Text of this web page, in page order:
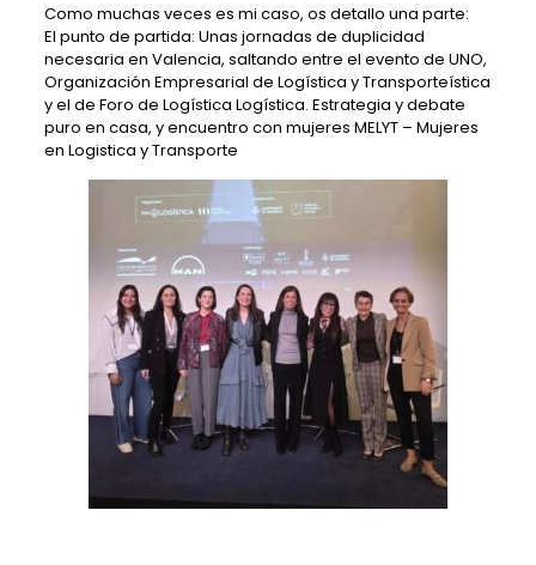
Como muchas veces es mi caso, os detallo una parte:
El punto de partida: Unas jornadas de duplicidad
necesaria en Valencia, saltando entre el evento de UNO,
Organización Empresarial de Logística y Transporteística
y el de Foro de Logística Logística. Estrategia y debate
puro en casa, y encuentro con mujeres MELYT – Mujeres
en Logistica y Transporte